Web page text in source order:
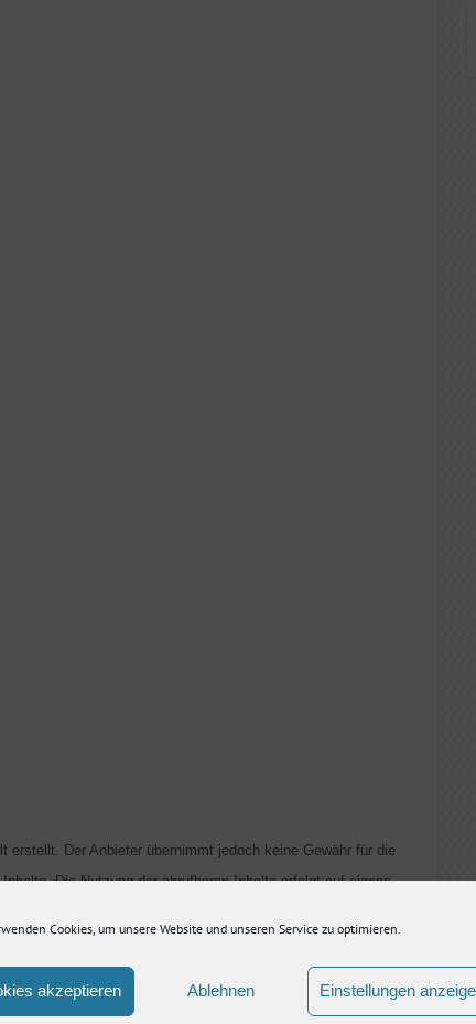
Cookies, um unsere Website und unseren Service zu optimieren.
akzeptieren Ablehnen Einstellungen
erstellt. Der Anbieter übernimmt jedoch keine Gewähr für die
Die Nutzung der abrufbaren Inhalte erfolgt auf eigene
die Meinung des jeweiligen Autors und nicht immer die